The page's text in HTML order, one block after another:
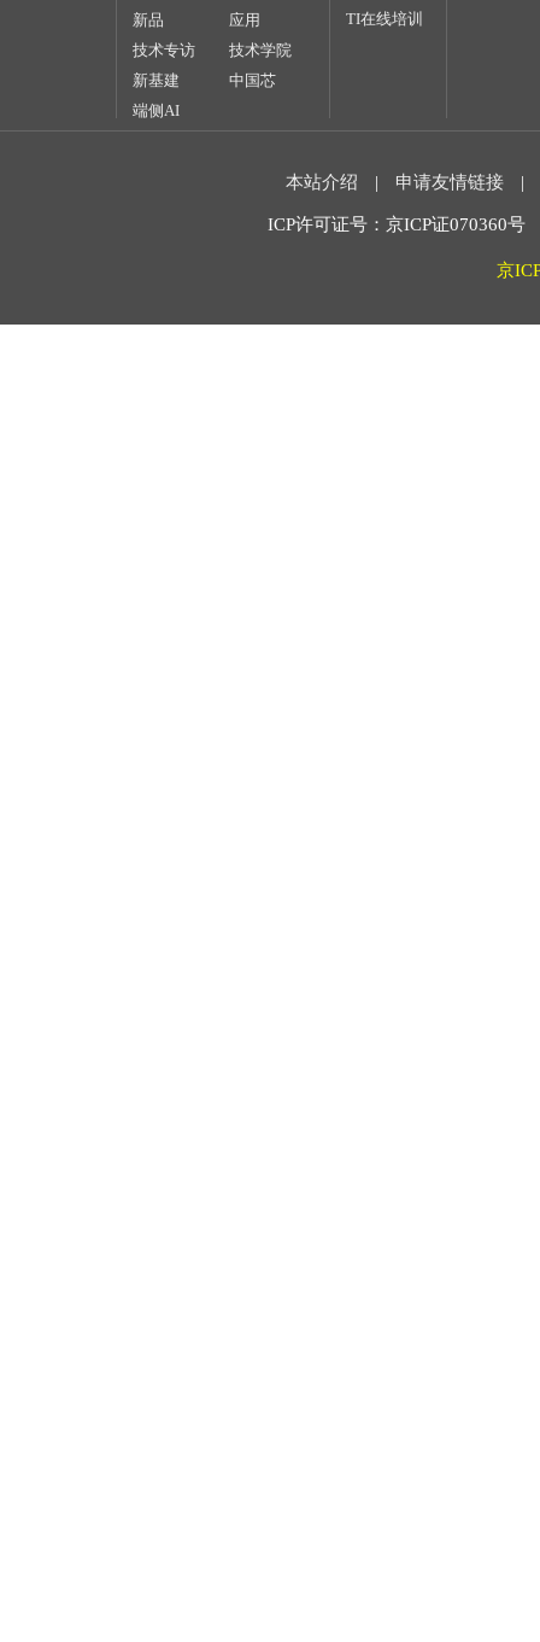
新品
应用
技术专访
技术学院
新基建
中国芯
端侧AI
TI在线培训
本站介绍 | 申请友情链接 |
ICP许可证号：京ICP证070360
京